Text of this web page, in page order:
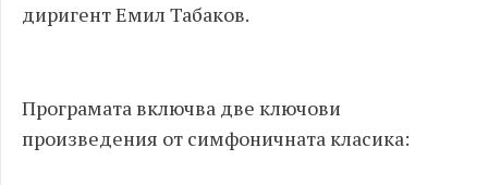
диригент Емил Табаков.
Програмата включва две ключови
произведения от симфоничната класика: